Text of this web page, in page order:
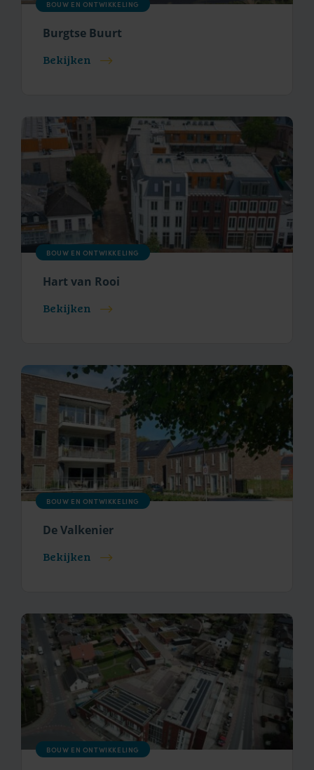
BOUW EN ONTWIKKELING
Burgtse Buurt
Bekijken
BOUW EN ONTWIKKELING
Hart van Rooi
Bekijken
BOUW EN ONTWIKKELING
De Valkenier
Bekijken
BOUW EN ONTWIKKELING